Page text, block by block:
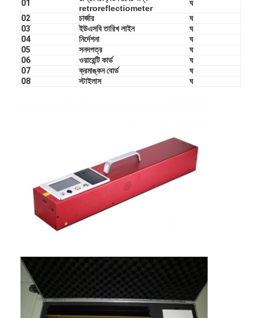
বাড়ি
পণ্য
কারখানা ভ্রমণ
01
retroreflectiometer
ঘ
02
চার্জার
ঘ
03
ইউএসবি তারিখ লাইন
ঘ
04
নির্দেশনা
ঘ
05
সনদপত্র
ঘ
06
ওয়ারেন্টি কার্ড
ঘ
07
ক্রমাঙ্কন বোর্ড
ঘ
08
স্টাইলাস ঘ